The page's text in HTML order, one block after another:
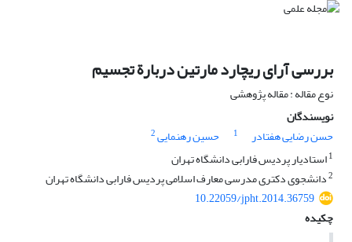
بررسی آرای ریچارد مارتین دربارة تجسیم
نوع مقاله : مقاله پژوهشی
نویسندگان
حسن رضایی هفتادر
1 حسین رهنمایی2
1استادیار پردیس فارابی دانشگاه تهران
2دانشجوی دکتری مدرسی معارف اسلامی پردیس فارابی دانشگاه تهران
10.22059/jpht.2014.36759
چکیده